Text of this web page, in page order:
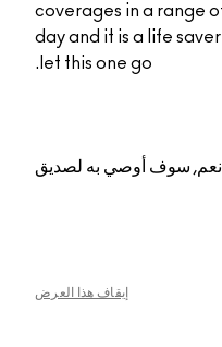
coverages in a range
day and it is a life
let this one go.
سوف أوصي به لصديق
إيقاف هذا العرض